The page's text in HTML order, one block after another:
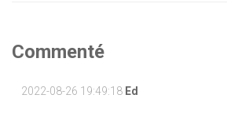
Commenté
2022-08-26 19:49:18 Ed